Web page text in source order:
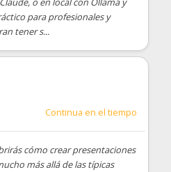
para profesionales y
tener s...
Continua en el tiempo
cómo crear presentaciones
más allá de las típicas